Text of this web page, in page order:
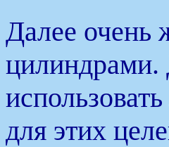
Далее очень
цилиндрами.
для этих